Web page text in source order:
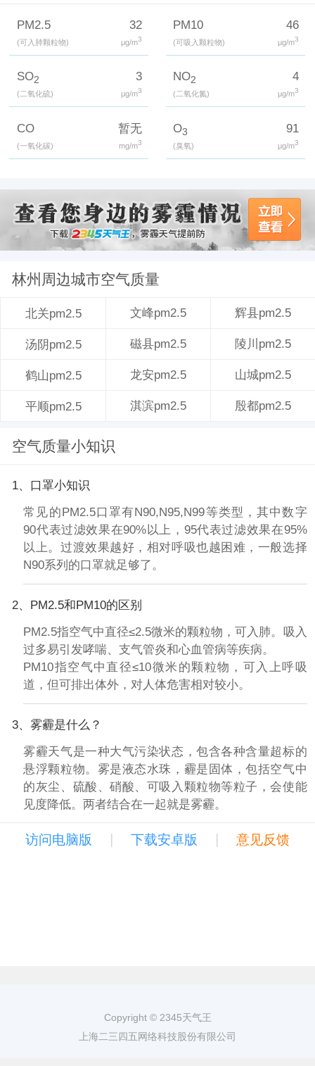
PM2.5
(可入肺颗粒物)
32
μg/m3
PM10
(可吸入颗粒物)
46
μg/m3
SO2
(二氧化硫)
3
μg/m3
NO2
(二氧化氮)
4
μg/m3
CO
(一氧化碳)
暂无
mg/m3
O3
(臭氧)
91
μg/m3
林州周边城市空气质量
北关pm2.5 文峰pm2.5 辉县pm2.5
汤阴pm2.5 磁县pm2.5 陵川pm2.5
鹤山pm2.5 龙安pm2.5 山城pm2.5
平顺pm2.5 淇滨pm2.5 殷都pm2.5
空气质量小知识
1、口罩小知识
常见的PM2.5口罩有N90,N95,N99等类型，其中数字
90代表过滤效果在90%以上，95代表过滤效果在95%
以上。过渡效果越好，相对呼吸也越困难，一般选择
N90系列的口罩就足够了。
2、PM2.5和PM10的区别
PM2.5指空气中直径≤2.5微米的颗粒物，可入肺。吸入
过多易引发哮喘、支气管炎和心血管病等疾病。
PM10指空气中直径≤10微米的颗粒物，可入上呼吸
道，但可排出体外，对人体危害相对较小。
3、雾霾是什么？
雾霾天气是一种大气污染状态，包含各种含量超标的
悬浮颗粒物。雾是液态水珠，霾是固体，包括空气中
的灰尘、硫酸、硝酸、可吸入颗粒物等粒子，会使能
见度降低。两者结合在一起就是雾霾。
访问电脑版 | 下载安卓版 | 意见反馈
Copyright © 2345天气王
上海二三四五网络科技股份有限公司